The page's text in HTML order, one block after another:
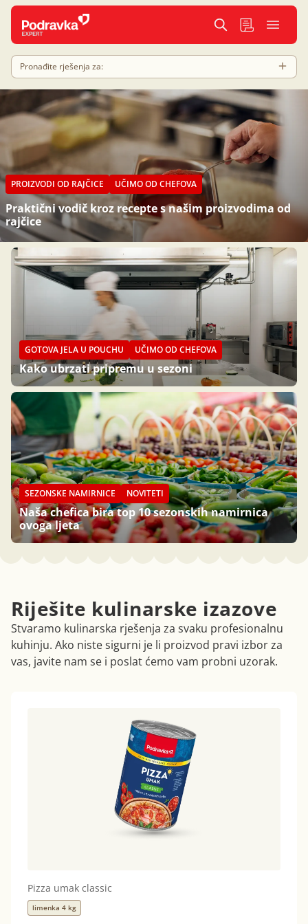
Pronađite rješenja za:
PROIZVODI OD RAJČICE UČIMO OD CHEFOVA
Praktični vodič kroz recepte s našim proizvodima od
rajčice
GOTOVA JELA U POUCHU UČIMO OD CHEFOVA
Kako ubrzati pripremu u sezoni
SEZONSKE NAMIRNICE NOVITETI
Naša chefica bira top 10 sezonskih namirnica
ovoga ljeta
Riješite kulinarske izazove
Stvaramo kulinarska rješenja za svaku profesionalnu
kuhinju. Ako niste sigurni je li proizvod pravi izbor za
vas, javite nam se i poslat ćemo vam probni uzorak.
Pizza umak classic
limenka 4 kg